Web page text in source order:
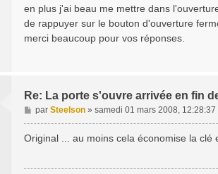
g
e
en plus j'ai beau me mettre dans
de rappuyer sur le bouton d'ouverture
merci beaucoup pour vos réponses.
Re: La porte s'ouvre arrivée en fin
M
e
s
par Steelson» samedi 01 mars 2008, 12:28:37
Original ... au moins cela économise la clé